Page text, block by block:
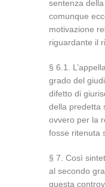
sentenza
comunque
motivazione
riguardante il
§ 6.1.
grado del
difetto di
della predetta
ovvero per la
fosse ritenuta
§ 7. Così
al secondo
questa